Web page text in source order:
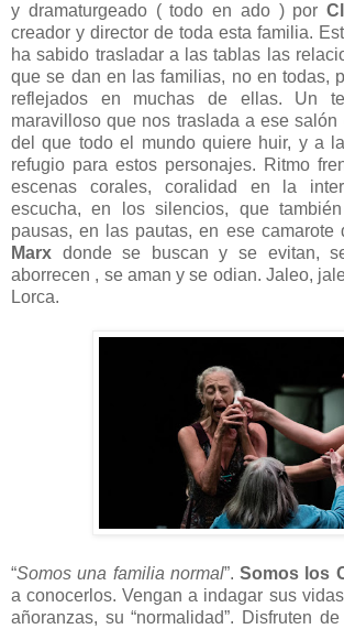
y dramaturgeado ( todo en ado ) por
creador y director de toda esta familia.
ha sabido trasladar a las tablas las
que se dan en las familias, no en todas,
reflejados en muchas de ellas. Un
maravilloso que nos traslada a ese salón
del que todo el mundo quiere huir, y a
refugio para estos personajes. Ritmo
escenas corales, coralidad en la
escucha, en los silencios, que
pausas, en las pautas, en ese camarote
Marx donde se buscan y se evitan,
aborrecen , se aman y se odian. Jaleo,
Lorca.
“Somos una familia normal”.Somos los
a conocerlos. Vengan a indagar sus
añoranzas, su “normalidad”. Disfruten